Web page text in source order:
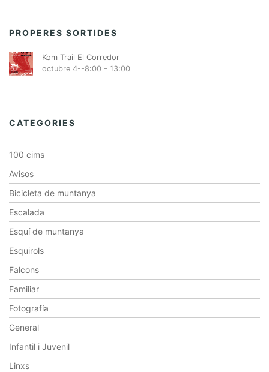
PROPERES SORTIDES
Kom Trail El Corredor
octubre 4--8:00 - 13:00
CATEGORIES
100 cims
Avisos
Bicicleta de muntanya
Escalada
Esquí de muntanya
Esquirols
Falcons
Familiar
Fotografía
General
Infantil i Juvenil
Linxs